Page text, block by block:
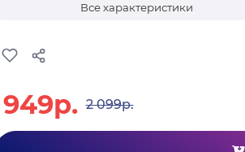
Все характеристики
949р. 2 099р.